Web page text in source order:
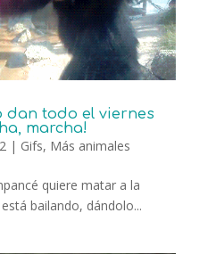
dan todo el viernes
marcha!
| Gifs, Más animales
quiere matar a la
bailando, dándolo...